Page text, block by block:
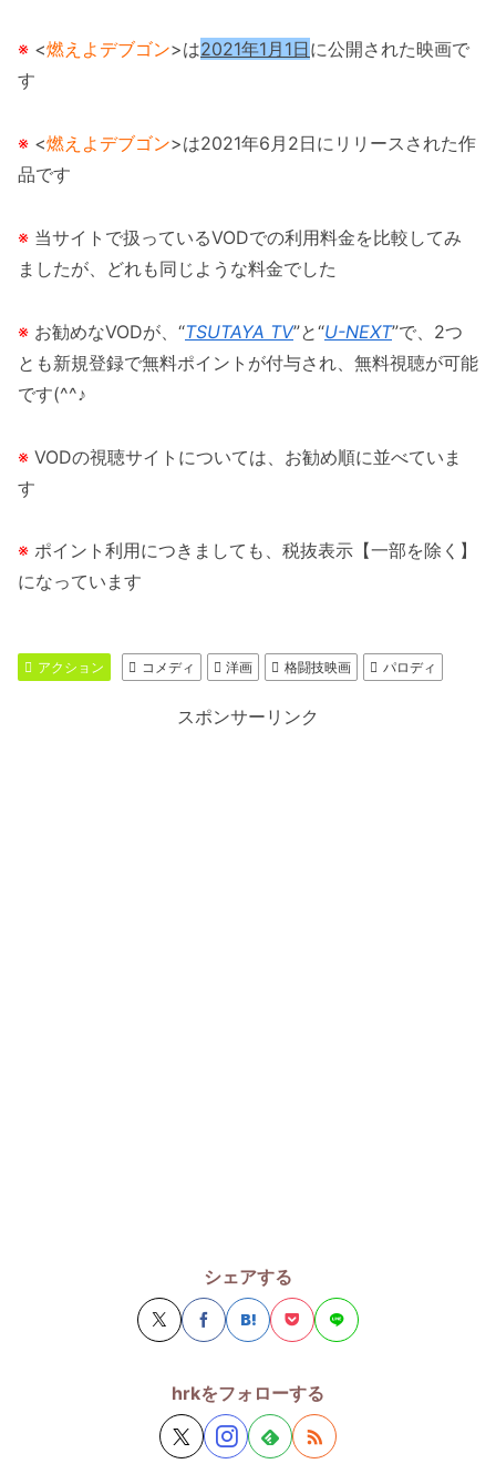
※ <燃えよデブゴン>は2021年1月1日に公開された映画で
す
※ <燃えよデブゴン>は2021年6月2日にリリースされた作
品です
※ 当サイトで扱っているVODでの利用料金を比較してみ
ましたが、どれも同じような料金でした
※ お勧めなVODが、“TSUTAYA TV”と“U-NEXT”で、2つ
とも新規登録で無料ポイントが付与され、無料視聴が可能
です(^^♪
※ VODの視聴サイトについては、お勧め順に並べていま
す
※ ポイント利用につきましても、税抜表示【一部を除く】
になっています
アクション コメディ 洋画 格闘技映画 パロディ
スポンサーリンク
シェアする
hrkをフォローする